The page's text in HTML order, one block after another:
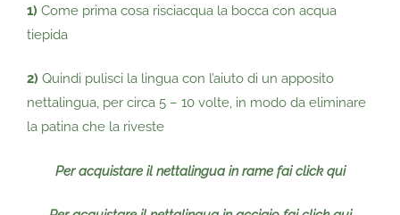
1) Come prima cosa risciacqua la bocca con acqua
tiepida
2) Quindi pulisci la lingua con l’aiuto di un apposito
nettalingua, per circa 5 – 10 volte, in modo da eliminare
la patina che la riveste
Per acquistare il nettalingua in rame fai click qui